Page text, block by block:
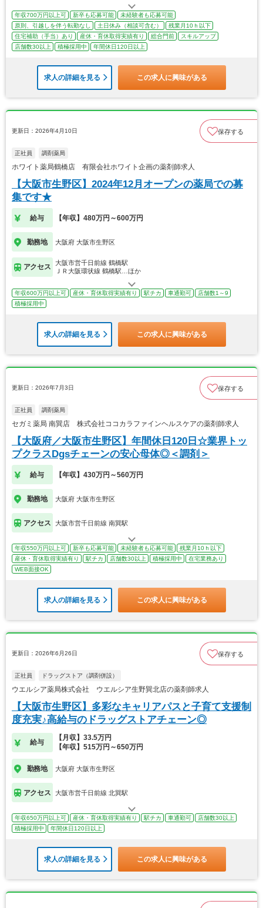
年収700万円以上可 新卒も応募可能
未経験者も応募可能
原則、引越しを伴う転勤なし
土日休み（相談可含む）
残業月10ｈ以下
住宅補助（手当）あり
産休・育休取得実績有り 総合門前
スキルアップ
店舗数30以上
積極採用中 年間休日120日以上
求人の詳細を見る この求人に興味がある
更新日：2026年4月10日 保存する
正社員 調剤薬局
ホワイト薬局鶴橋店 有限会社ホワイト企画の薬剤師求人
【大阪市生野区】2024年12月オープンの薬局での募
集です★
給与 【年収】480万円～600万円
勤務地 大阪府 大阪市生野区
アクセス
大阪市営千日前線 鶴橋駅
ＪＲ大阪環状線 鶴橋駅…ほか
年収600万円以上可 産休・育休取得実績有り 駅チカ 車通勤可
店舗数1～9
積極採用中
求人の詳細を見る この求人に興味がある
更新日：2026年7月3日 保存する
正社員 調剤薬局
セガミ薬局 南巽店 株式会社ココカラファインヘルスケアの薬剤師求人
【大阪府／大阪市生野区】年間休日120日☆業界トッ
プクラスDgsチェーンの安心母体◎＜調剤＞
給与 【年収】430万円～560万円
勤務地 大阪府 大阪市生野区
アクセス 大阪市営千日前線 南巽駅
年収550万円以上可 新卒も応募可能 未経験者も応募可能
残業月10ｈ以下
産休・育休取得実績有り
駅チカ 店舗数30以上 積極採用中
在宅業務あり
WEB面接OK
求人の詳細を見る この求人に興味がある
更新日：2026年6月26日 保存する
正社員 ドラッグストア（調剤併設）
ウエルシア薬局株式会社 ウエルシア生野巽北店の薬剤師求人
【大阪市生野区】多彩なキャリアパスと子育て支援制
度充実♪高給与のドラッグストアチェーン◎
給与
【月収】33.5万円
【年収】515万円～650万円
勤務地 大阪府 大阪市生野区
アクセス 大阪市営千日前線 北巽駅
年収650万円以上可 産休・育休取得実績有り 駅チカ 車通勤可
店舗数30以上
積極採用中
年間休日120日以上
求人の詳細を見る この求人に興味がある